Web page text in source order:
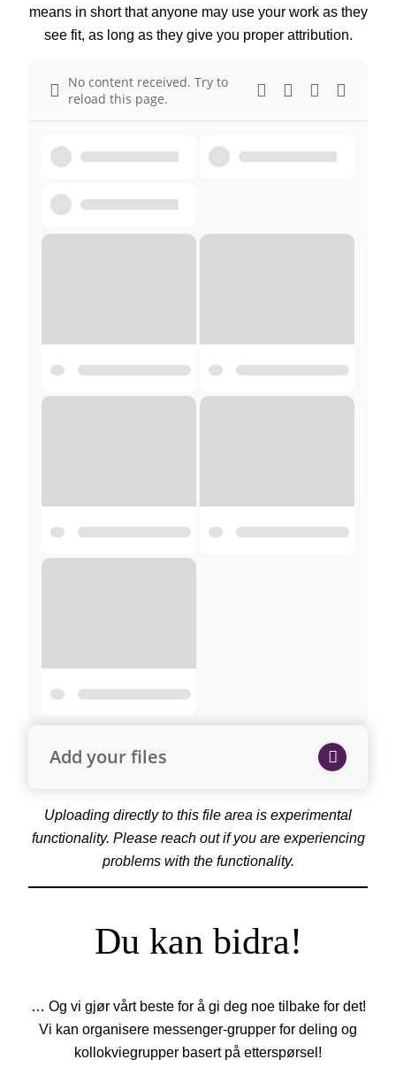
means in short that anyone may use your work as they
see fit, as long as they give you proper attribution.
No content received. Try to
reload this page.
Add your files
Uploading directly to this file area is experimental
functionality. Please reach out if you are experiencing
problems with the functionality.
Du kan bidra!
… Og vi gjør vårt beste for å gi deg noe tilbake for det!
Vi kan organisere messenger-grupper for deling og
kollokviegrupper basert på etterspørsel!